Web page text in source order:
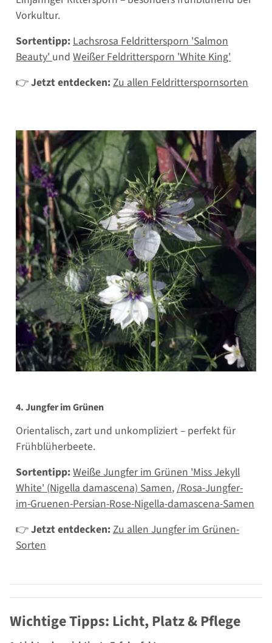
Vorkultur.
Sortentipp:Lachsrosa Feldrittersporn 'Salmon
Beauty'und Weißer Feldrittersporn 'White King'
👉Jetzt entdecken:Zu allen Feldritterspornsorten
4. Jungfer im Grünen
Orientalisch, zart und unkompliziert – perfekt für
Frühblüherbeete.
Sortentipp:Weiße Jungfer im Grünen 'Miss Jekyll
White' (Nigella damascena) Samen,/Rosa-Jungfer-
im-Gruenen-Persian-Rose-Nigella-damascena-Samen
👉Jetzt entdecken:Zu allen Jungfer im Grünen-
Sorten
Wichtige Tipps: Licht, Platz & Pflege